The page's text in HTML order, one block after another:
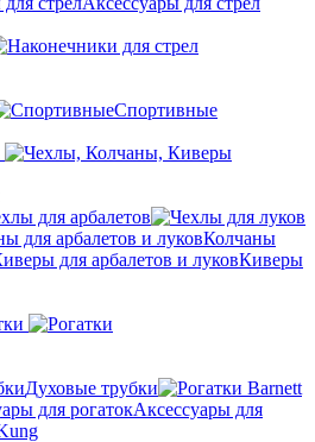
Спортивные
для арбалетов
Колчаны
Киверы
Духовые трубки
Аксессуары для